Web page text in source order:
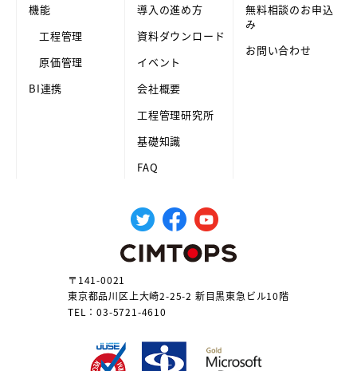
〒141-0021
東京都品川区上大崎2-25-2 新目黒東急ビル10階
TEL：03-5721-4610
機能
工程管理
原価管理
BI連携
導入の進め方
資料ダウンロード
イベント
会社概要
工程管理研究所
基礎知識
FAQ
無料相談のお申込
み
お問い合わせ